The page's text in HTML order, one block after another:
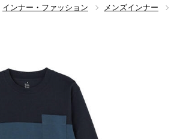
インナー・ファッション メンズインナー